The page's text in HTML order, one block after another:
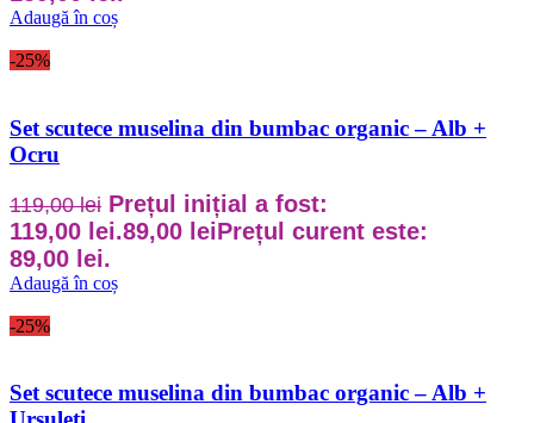
Adaugă în coș
-25%
Set scutece muselina din bumbac organic – Alb +
Ocru
119,00lei Prețul inițial a fost:
119,00 lei.89,00 leiPrețul curent este:
89,00 lei.
Adaugă în coș
-25%
Set scutece muselina din bumbac organic – Alb +